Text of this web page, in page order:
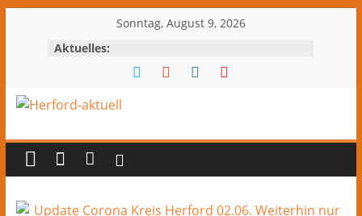
springen
Sonntag, August 9, 2026
Aktuelles:
Herford-
aktuell
Nachrichten